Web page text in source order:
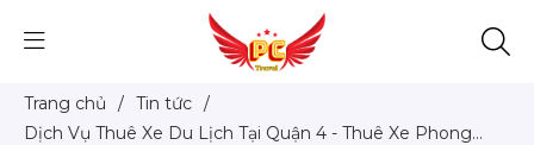
Trang chủ / Tin tức /
Dịch Vụ Thuê Xe Du Lịch Tại Quận 4 - Thuê Xe Phong